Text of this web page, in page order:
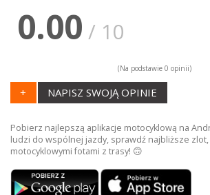
0.00 / 10
(Na podstawie 0 opinii)
+ NAPISZ SWOJĄ OPINIE
Pobierz najlepszą aplikacje motocyklową na
ludzi do wspólnej jazdy, sprawdź najbliższe
motocyklowymi fotami z trasy! 🙃